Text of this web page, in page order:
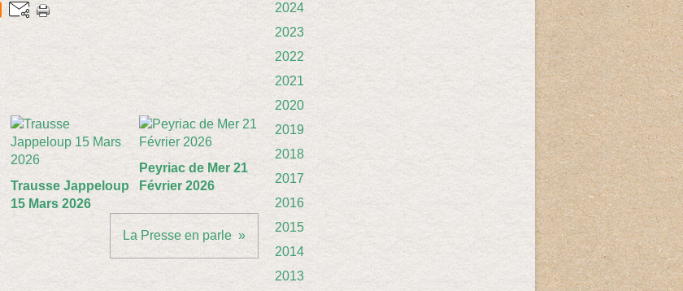
Trausse Jappeloup
15 Mars 2026
Peyriac de Mer 21
Février 2026
La Presse en parle
2024
2023
2022
2021
2020
2019
2018
2017
2016
2015
2014
2013